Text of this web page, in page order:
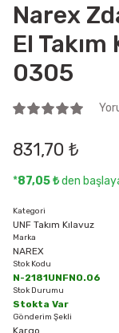
Narex
El Takım
0305
831,70 ₺
*87,05 ₺den
Kategori
UNF Takım Kılavuz
Marka
NAREX
Stok Kodu
N-2181UNFNO.06
Stok Durumu
Stokta Var
Gönderim Şekli
Kargo